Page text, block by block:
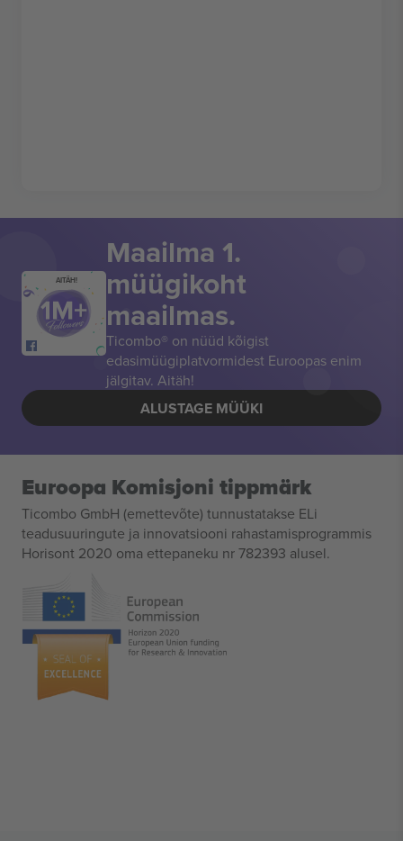
AITÄH!
Maailma 1.
müügikoht
maailmas.
Ticombo® on nüüd kõigist
edasimüügiplatvormidest Euroopas enim
jälgitav. Aitäh!
ALUSTAGE MÜÜKI
Euroopa Komisjoni tippmärk
Ticombo GmbH (emettevõte) tunnustatakse ELi
teadusuuringute ja innovatsiooni rahastamisprogrammis
Horisont 2020 oma ettepaneku nr 782393 alusel.